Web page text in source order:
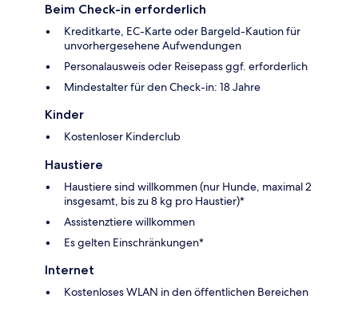
Beim Check-in erforderlich
Kreditkarte, EC-Karte oder Bargeld-Kaution für
unvorhergesehene Aufwendungen
Personalausweis oder Reisepass ggf. erforderlich
Mindestalter für den Check-in: 18 Jahre
Kinder
Kostenloser Kinderclub
Haustiere
Haustiere sind willkommen (nur Hunde, maximal 2
insgesamt, bis zu 8 kg pro Haustier)*
Assistenztiere willkommen
Es gelten Einschränkungen*
Internet
Kostenloses WLAN in den öffentlichen Bereichen